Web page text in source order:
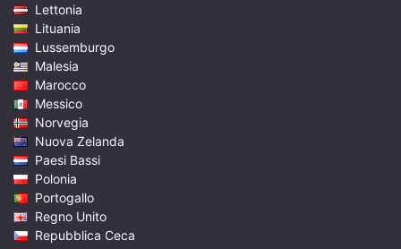
Lettonia
Lituania
Lussemburgo
Malesia
Marocco
Messico
Norvegia
Nuova Zelanda
Paesi Bassi
Polonia
Portogallo
Regno Unito
Repubblica Ceca